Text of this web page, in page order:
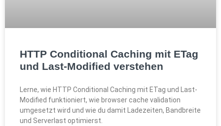
HTTP Conditional Caching mit ETag
und Last-Modified verstehen
Lerne, wie HTTP Conditional Caching mit ETag und Last-
Modified funktioniert, wie browser cache validation
umgesetzt wird und wie du damit Ladezeiten, Bandbreite
und Serverlast optimierst.